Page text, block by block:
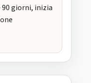
giorni, inizia